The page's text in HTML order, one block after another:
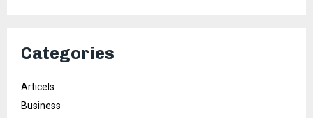
Categories
Articels
Business